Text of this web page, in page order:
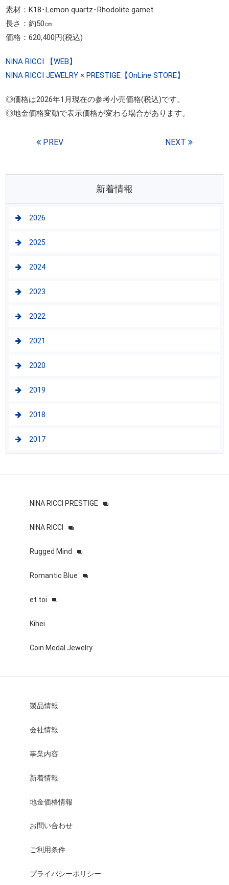
素材：K18･Lemon quartz･Rhodolite garnet
長さ：約50㎝
価格：620,400円(税込)
NINA RICCI 【WEB】
NINA RICCI JEWELRY × PRESTIGE【OnLine STORE】
◎価格は2026年1月現在の参考小売価格(税込)です。
◎地金価格変動で表示価格が変わる場合があります。
PREV NEXT
新着情報
2026
2025
2024
2023
2022
2021
2020
2019
2018
2017
NINA RICCI PRESTIGE
NINA RICCI
Rugged Mind
Romantic Blue
et toi
Kihei
Coin Medal Jewelry
製品情報
会社情報
事業内容
新着情報
地金価格情報
お問い合わせ
ご利用条件
プライバシーポリシー